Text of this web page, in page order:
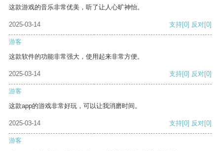
这款游戏的音乐非常优美，听了让人心旷神怡。
2025-03-14 支持[0] 反对[0]
游客
这款软件的功能非常强大，使用起来非常方便。
2025-03-14 支持[0] 反对[0]
游客
这款app的游戏非常好玩，可以让我消磨时间。
2025-03-14 支持[0] 反对[0]
游客